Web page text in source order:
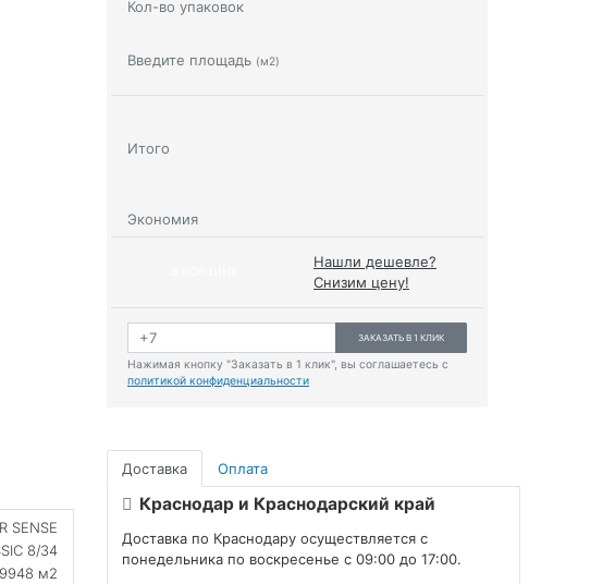
Кол-во упаковок
Введите площадь (м2)
Итого
Экономия
Нашли дешевле?
Снизим цену!
ЗАКАЗАТЬ В 1 КЛИК
Нажимая кнопку "Заказать в 1 клик", вы соглашаетесь с
политикой конфиденциальности
Доставка Оплата
Краснодар и Краснодарский край
Доставка по Краснодару осуществляется с
понедельника по воскресенье с 09:00 до 17:00.
SENSE
8/34
м2